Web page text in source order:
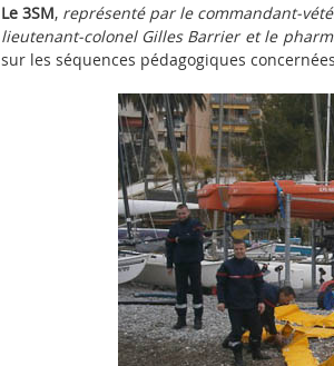
Le 3SM, représenté par le commandant-
lieutenant-colonel Gilles Barrier et le
sur les séquences pédagogiques